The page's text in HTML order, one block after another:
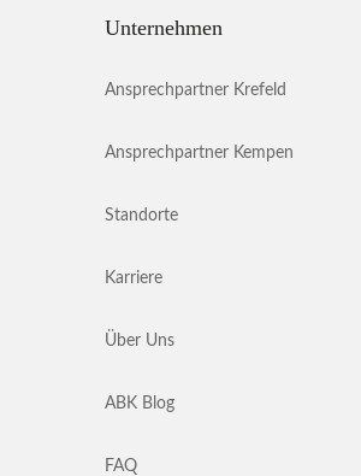
Unternehmen
Ansprechpartner Krefeld
Ansprechpartner Kempen
Standorte
Karriere
Über Uns
ABK Blog
FAQ